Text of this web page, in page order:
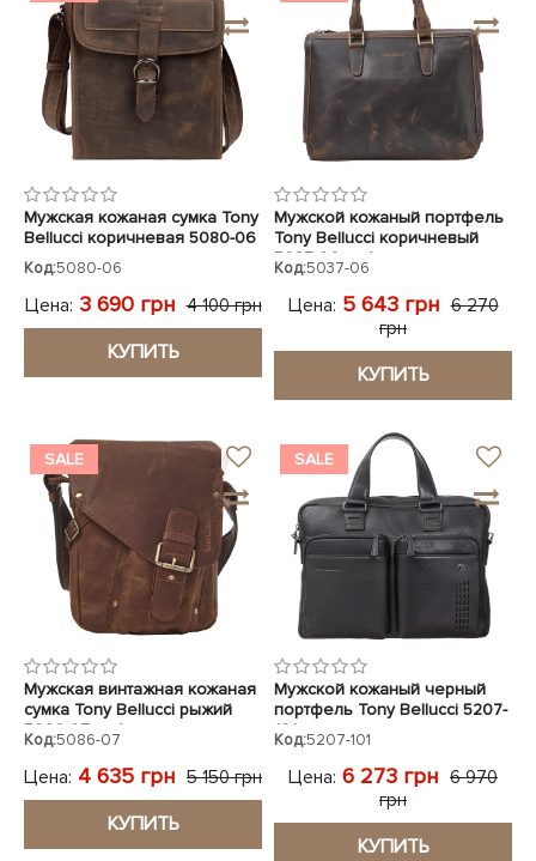
Мужская кожаная сумка Tony
Bellucci коричневая 5080-06
Код:5080-06
Цена: 3 690 грн 4 100 грн
КУПИТЬ
Мужской кожаный портфель
Tony Bellucci коричневый
5037-06 нубук
Код:5037-06
Цена: 5 643 грн 6 270
грн
КУПИТЬ
SALE
Мужская винтажная кожаная
сумка Tony Bellucci рыжий
5086-07 нубук
Код:5086-07
Цена: 4 635 грн 5 150 грн
КУПИТЬ
SALE
Мужской кожаный черный
портфель Tony Bellucci 5207-
101
Код:5207-101
Цена: 6 273 грн 6 970
грн
КУПИТЬ